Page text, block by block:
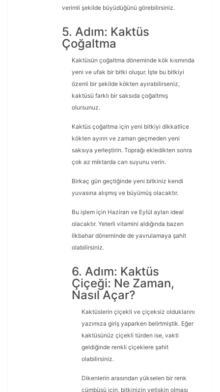
verimli şekilde büyüdüğünü görebilirsiniz.
5. Adım: Kaktüs
Çoğaltma
Kaktüsün çoğaltma döneminde kök kısmında
yeni ve ufak bir bitki oluşur. İşte bu bitkiyi
özenli bir şekilde kökten ayırabilirseniz,
kaktüsü farklı bir saksıda çoğaltmış
olursunuz.
Kaktüs çoğaltma için yeni bitkiyi dikkatlice
kökten ayırın ve zaman geçmeden yeni
saksıya yerleştirin. Toprağı ekledikten sonra
çok az miktarda can suyunu verin.
Birkaç gün geçtiğinde yeni bitkiniz kendi
yuvasına alışmış ve büyümüş olacaktır.
Bu işlem için Haziran ve Eylül ayları ideal
olacaktır. Yeterli vitamini aldığında bazen
ilkbahar döneminde de yavrulamaya şahit
olabilirsiniz.
6. Adım: Kaktüs
Çiçeği: Ne Zaman,
Nasıl Açar?
Kaktüslerin çiçekli ve çiçeksiz olduklarını
yazımıza giriş yaparken belirtmiştik. Eğer
kaktüsünüz çiçekli türden ise, vakti
geldiğinde renkli çiçeklere şahit
olabilirsiniz.
Dikenlerin arasından yükselen bir renk
cümbüşü için, bitkinizin yetişkin olması